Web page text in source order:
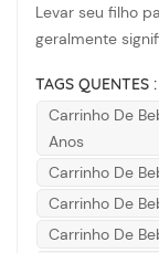
Levar seu filho
geralmente
- e um desafio
escada rolante
elevadores
TAGS QUENTES :
Carrinho De
Anos
Carrinho De
Carrinho De
Carrinho De